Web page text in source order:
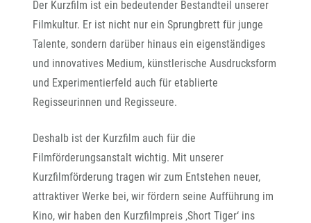
Der Kurzfilm ist ein bedeutender Bestandteil unserer
Filmkultur. Er ist nicht nur ein Sprungbrett für junge
Talente, sondern darüber hinaus ein eigenständiges
und innovatives Medium, künstlerische Ausdrucksform
und Experimentierfeld auch für etablierte
Regisseurinnen und Regisseure.
Deshalb ist der Kurzfilm auch für die
Filmförderungsanstalt wichtig. Mit unserer
Kurzfilmförderung tragen wir zum Entstehen neuer,
attraktiver Werke bei, wir fördern seine Aufführung im
Kino, wir haben den Kurzfilmpreis ‚Short Tiger‘ ins